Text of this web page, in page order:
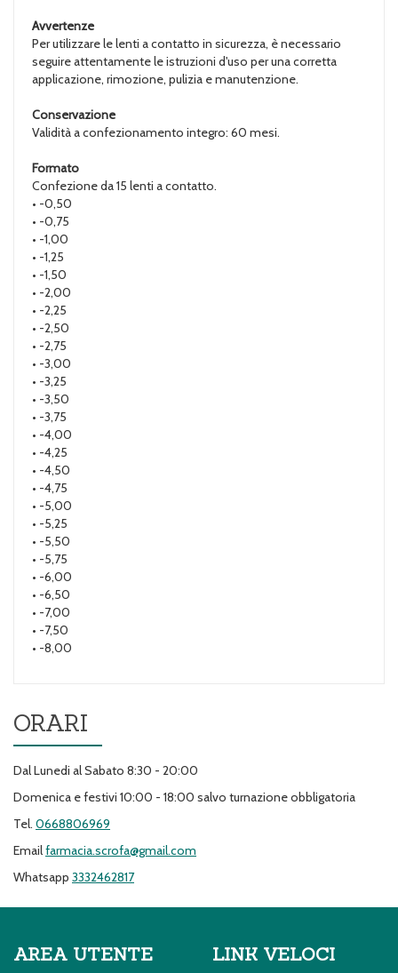
Avvertenze
Per utilizzare le lenti a contatto in sicurezza, è necessario
seguire attentamente le istruzioni d'uso per una corretta
applicazione, rimozione, pulizia e manutenzione.
Conservazione
Validità a confezionamento integro: 60 mesi.
Formato
Confezione da 15 lenti a contatto.
• -0,50
• -0,75
• -1,00
• -1,25
• -1,50
• -2,00
• -2,25
• -2,50
• -2,75
• -3,00
• -3,25
• -3,50
• -3,75
• -4,00
• -4,25
• -4,50
• -4,75
• -5,00
• -5,25
• -5,50
• -5,75
• -6,00
• -6,50
• -7,00
• -7,50
• -8,00
ORARI
Dal Lunedi al Sabato 8:30 - 20:00
Domenica e festivi 10:00 - 18:00 salvo turnazione obbligatoria
Tel. 0668806969
Emailfarmacia.scrofa@gmail.com
Whatsapp 3332462817
AREA UTENTE LINK VELOCI